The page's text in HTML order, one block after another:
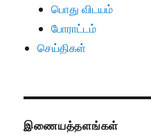
பொது விடயம்
போராட்டம்
செய்திகள்
இணையத்தளங்கள்